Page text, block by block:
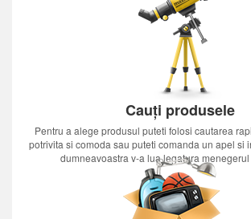
Cauți produsele
Pentru a alege produsul puteti folosi cautarea
potrivita si comoda sau puteti comanda un apel si
dumneavoastra v-a lua legatura menegerul